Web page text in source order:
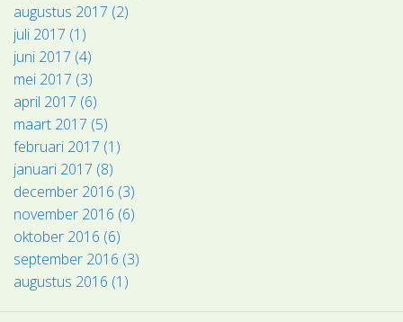
augustus 2017 (2)
juli 2017 (1)
juni 2017 (4)
mei 2017 (3)
april 2017 (6)
maart 2017 (5)
februari 2017 (1)
januari 2017 (8)
december 2016 (3)
november 2016 (6)
oktober 2016 (6)
september 2016 (3)
augustus 2016 (1)